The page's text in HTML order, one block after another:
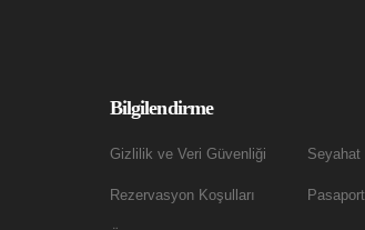
Bilgilendirme
Gizlilik ve Veri Güvenliği
Rezervasyon Koşulları
Seyahat